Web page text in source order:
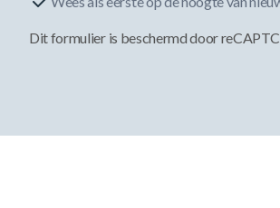
Dit formulier is beschermd door